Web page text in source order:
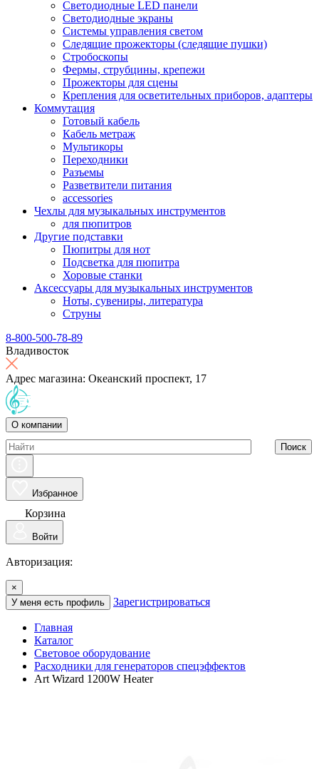
Светодиодные LED панели
Светодиодные экраны
Системы управления светом
Следящие прожекторы (следящие пушки)
Стробоскопы
Фермы, струбцины, крепежи
Прожекторы для сцены
Крепления для осветительных приборов, адаптеры
Коммутация
Готовый кабель
Кабель метраж
Мультикоры
Переходники
Разъемы
Разветвители питания
accessories
Чехлы для музыкальных инструментов
для пюпитров
Другие подставки
Пюпитры для нот
Подсветка для пюпитра
Хоровые станки
Аксессуары для музыкальных инструментов
Ноты, сувениры, литература
Струны
8-800-500-78-89
Владивосток
Адрес магазина: Океанский проспект, 17
О компании
Поиск
Избранное
Корзина
Войти
Авторизация:
×
У меня есть профиль
Зарегистрироваться
Главная
Каталог
Световое оборудование
Расходники для генераторов спецэффектов
Art Wizard 1200W Heater